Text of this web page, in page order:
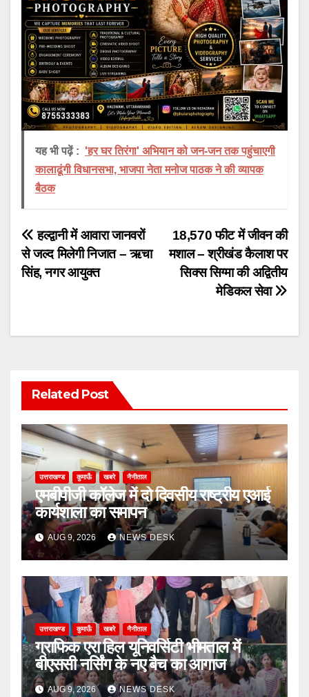
यह भी पढ़ें : 'हर घर तिरंगा' अभियान को जन-जन तक पहुंचाएगी
कालाढूंगी विधानसभा, भाजपा नेता मनोज पाठक ने की व्यापक
बैठक
Post
navigation
18,570 फीट में जीवन की
मशाल – श्रीखंड कैलाश पर
सिक्स सिग्मा की अद्वितीय
मेडिकल सेवा
हल्द्वानी में आवारा जानवरों
से जल्द मिलेगी निजात – ऋचा
सिंह, नगर आयुक्त
Related Post
उत्तराखण्ड कुमाऊँ खबरे नैनीताल
एमबीपीजी कॉलेज में दो दिवसीय राष्ट्रीय एआई
कार्यशाला का समापन
AUG 9, 2026 NEWS DESK
उत्तराखण्ड कुमाऊँ खबरे नैनीताल
ग्राफिक एरा हिल यूनिवर्सिटी भीमताल में
बीएससी नर्सिंग के नए बैच का आगाज
AUG 9, 2026 NEWS DESK